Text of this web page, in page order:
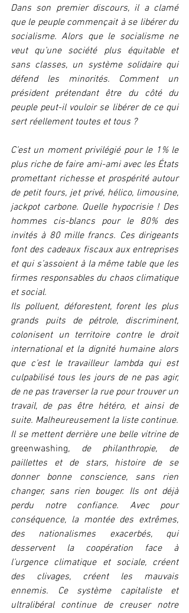
Dans son premier discours, il a clamé
que le peuple commençait à se libérer du
socialisme. Alors que le socialisme ne
veut qu’une société plus équitable et
sans classes, un système solidaire qui
défend les minorités. Comment un
président prétendant être du côté du
peuple peut-il vouloir se libérer de ce qui
sert réellement toutes et tous ?
C’est un moment privilégié pour le 1% le
plus riche de faire ami-ami avec les États
promettant richesse et prospérité autour
de petit fours, jet privé, hélico, limousine,
jackpot carbone. Quelle hypocrisie ! Des
hommes cis-blancs pour le 80% des
invités à 80 mille francs. Ces dirigeants
font des cadeaux fiscaux aux entreprises
et qui s’assoient à la même table que les
firmes responsables du chaos climatique
et social.
Ils polluent, déforestent, forent les plus
grands puits de pétrole, discriminent,
colonisent un territoire contre le droit
international et la dignité humaine alors
que c’est le travailleur lambda qui est
culpabilisé tous les jours de ne pas agir,
de ne pas traverser la rue pour trouver un
travail, de pas être hétéro, et ainsi de
suite. Malheureusement la liste continue.
Il se mettent derrière une belle vitrine de
greenwashing, de philanthropie, de
paillettes et de stars, histoire de se
donner bonne conscience, sans rien
changer, sans rien bouger. Ils ont déjà
perdu notre confiance. Avec pour
conséquence, la montée des extrêmes,
des nationalismes exacerbés, qui
desservent la coopération face à
l’urgence climatique et sociale, créent
des clivages, créent les mauvais
ennemis. Ce système capitaliste et
ultralibéral continue de creuser notre